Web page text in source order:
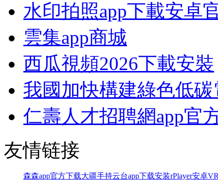
水印拍照app下載安卓
雲集app商城
西瓜視頻2026下載安裝
我國加快構建綠色低
仁壽人才招聘網app官
友情链接
森森app官方下载大疆手持云台app下载安装rPlayer安卓